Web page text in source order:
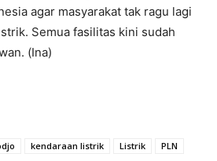
agar masyarakat tak ragu lagi
Semua fasilitas kini sudah
(Ina)
kendaraan listrik Listrik
PLN